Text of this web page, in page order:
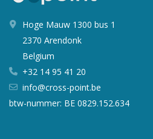
Hoge Mauw 1300 bus 1
2370 Arendonk
Belgium
+32 14 95 41 20
info@cross-point.be
btw-nummer: BE 0829.152.634